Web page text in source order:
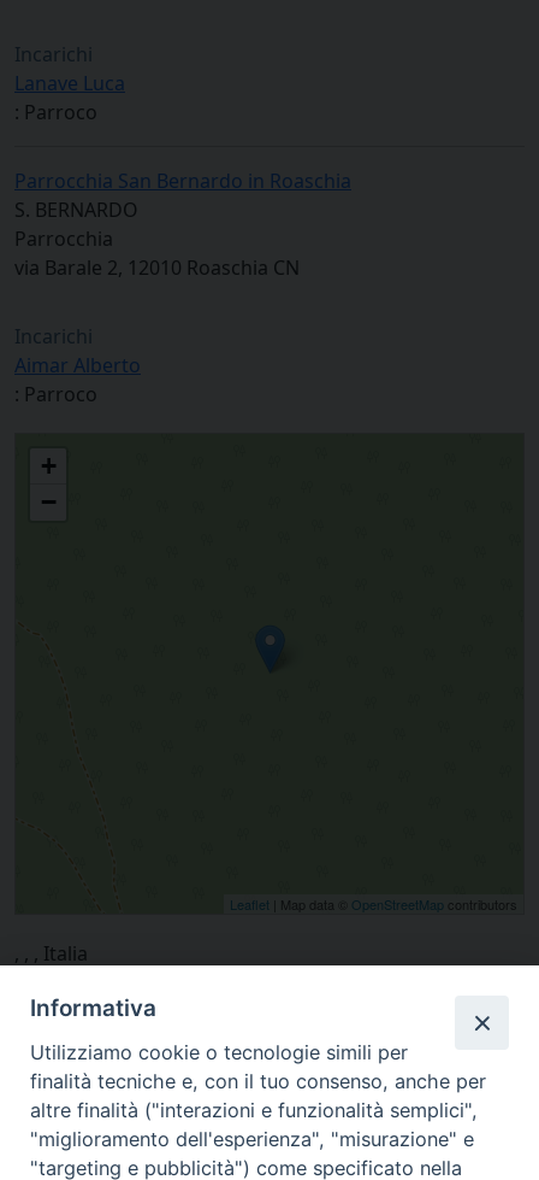
Incarichi
Lanave Luca
: Parroco
Parrocchia San Bernardo in Roaschia
S. BERNARDO
Parrocchia
via Barale 2, 12010 Roaschia CN
Incarichi
Aimar Alberto
: Parroco
+
−
Leaflet | Map data © OpenStreetMap contributors
, , , Italia
Informativa
Utilizziamo cookie o tecnologie simili per
finalità tecniche e, con il tuo consenso, anche per
altre finalità ("interazioni e funzionalità semplici",
"miglioramento dell'esperienza", "misurazione" e
"targeting e pubblicità") come specificato nella